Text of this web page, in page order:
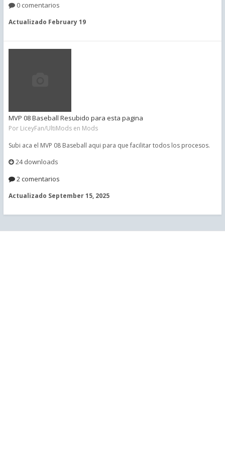
0 comentarios
Actualizado February 19
MVP 08 Baseball Resubido para esta pagina
Por LiceyFan/UltiMods en Mods
Subi aca el MVP 08 Baseball aqui para que facilitar todos los procesos.
24 downloads
2 comentarios
Actualizado September 15, 2025